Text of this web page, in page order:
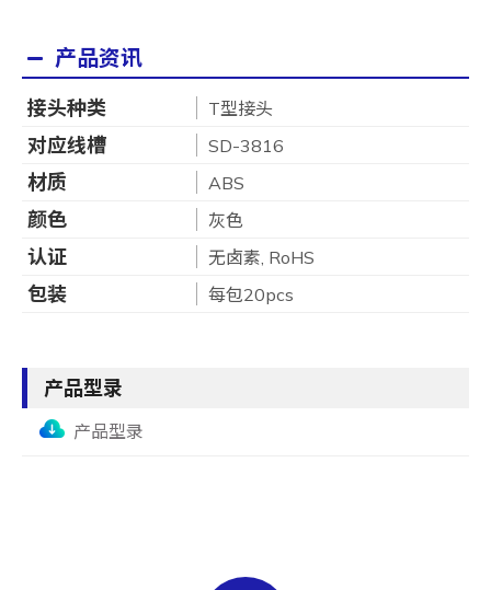
产品资讯
接头种类 T型接头
对应线槽 SD-3816
材质 ABS
颜色 灰色
认证 无卤素, RoHS
包装 每包20pcs
产品型录
产品型录